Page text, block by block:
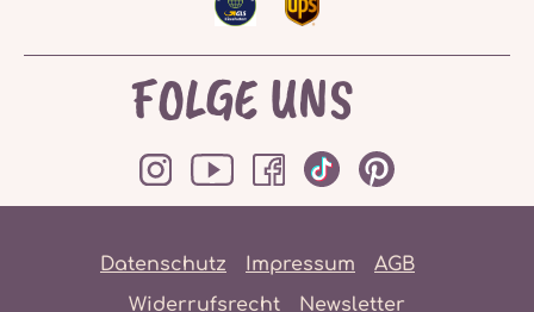
FOLGE UNS
Datenschutz Impressum
AGB
Widerrufsrecht
Newsletter